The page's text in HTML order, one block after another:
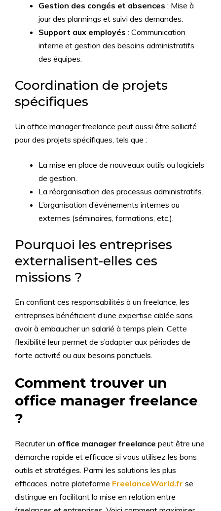
Gestion des congés et absences : Mise à
jour des plannings et suivi des demandes.
Support aux employés : Communication
interne et gestion des besoins administratifs
des équipes.
Coordination de projets
spécifiques
Un office manager freelance peut aussi être sollicité
pour des projets spécifiques, tels que :
La mise en place de nouveaux outils ou logiciels
de gestion.
La réorganisation des processus administratifs.
L’organisation d’événements internes ou
externes (séminaires, formations, etc.).
Pourquoi les entreprises
externalisent-elles ces
missions ?
En confiant ces responsabilités à un freelance, les
entreprises bénéficient d’une expertise ciblée sans
avoir à embaucher un salarié à temps plein. Cette
flexibilité leur permet de s’adapter aux périodes de
forte activité ou aux besoins ponctuels.
Comment trouver un
office manager freelance
?
Recruter un office manager freelance peut être une
démarche rapide et efficace si vous utilisez les bons
outils et stratégies. Parmi les solutions les plus
efficaces, notre plateforme FreelanceWorld.fr se
distingue en facilitant la mise en relation entre